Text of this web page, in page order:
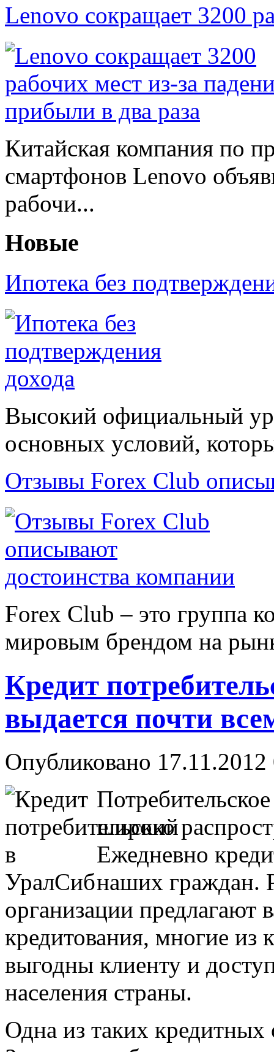
Lenovo сокращает 3200
Китайская компания по
смартфонов Lenovo
рабочи...
Новые
Ипотека без
Высокий официальный
основных условий,
Отзывы Forex Сlub
Forex Сlub – это группа
мировым брендом на
Кредит
выдается почти
Опубликовано 17.11.2012
широко
Ежедневно
наших граждан.
организации предлагают
кредитования, многие из
выгодны клиенту и
населения страны.
Одна из таких